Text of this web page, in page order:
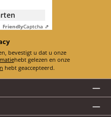
FriendlyCaptcha ⇗
Door doorgaan te selecteren, bevestigt u dat u onze
hebt gelezen en onze
hebt geaccepteerd.